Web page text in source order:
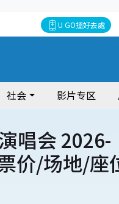
U GO搵好去處
社会 影片专区
唱会 2026-
价/场地/座